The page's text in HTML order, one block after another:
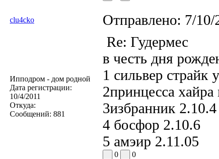
clu4cko Отправлено: 7/
Ипподром - дом родной
Дата регистрации:
10/4/2011
Откуда:
Сообщений: 881
Re: Гудермес
в честь дня
1 сильвер страйк
2принцесса
3избранник 2.10.4
4 босфор 2.10.6
5 амэир 2.11.05
0 0